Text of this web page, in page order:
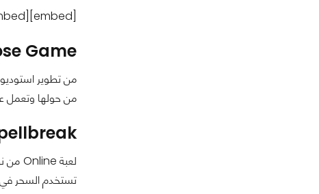
Game :
من حولها وتعمل على
:
تستخدم السحر في